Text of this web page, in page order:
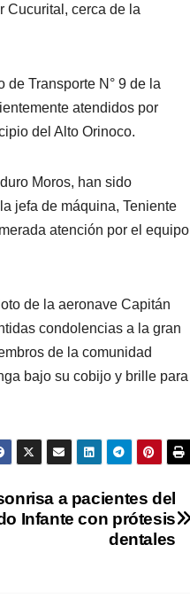
Cucurital, cerca de la
Transporte N° 9 de la
atendidos por
del Alto Orinoco.
Moros, han sido
jefa de máquina, Teniente
atención por el equipo
de la aeronave Capitán
condolencias a la gran
de la comunidad
bajo su cobijo y brille para
a pacientes del
Infante con prótesis
dentales